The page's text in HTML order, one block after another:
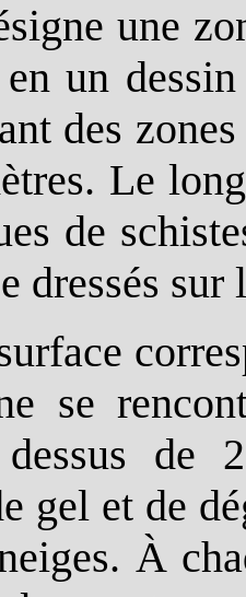
une
un
des
Le
de
dressés sur
se
de
gel et de
À